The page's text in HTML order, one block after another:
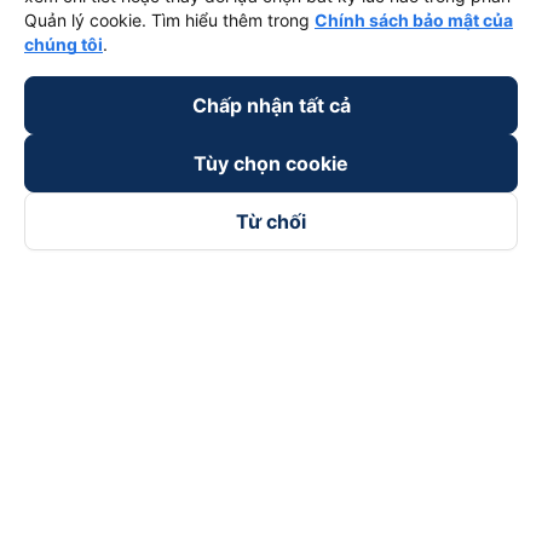
Quản lý cookie. Tìm hiểu thêm trong Chính sách bảo mật của
chúng tôi.
Chấp nhận tất cả
Tùy chọn cookie
Từ chối